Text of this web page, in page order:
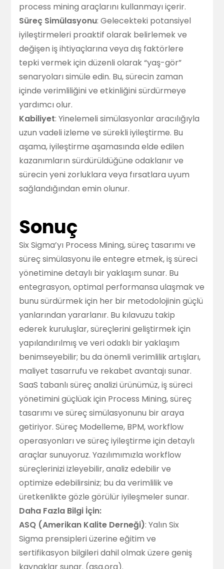
process mining araçlarını kullanmayı içerir.
Süreç Simülasyonu: Gelecekteki potansiyel
iyileştirmeleri proaktif olarak belirlemek ve
değişen iş ihtiyaçlarına veya dış faktörlere
tepki vermek için düzenli olarak “yaş-gör”
senaryoları simüle edin. Bu, sürecin zaman
içinde verimliliğini ve etkinliğini sürdürmeye
yardımcı olur.
Kabiliyet: Yinelemeli simülasyonlar aracılığıyla
uzun vadeli izleme ve sürekli iyileştirme. Bu
aşama, iyileştirme aşamasında elde edilen
kazanımların sürdürüldüğüne odaklanır ve
sürecin yeni zorluklara veya fırsatlara uyum
sağlandığından emin olunur.
Sonuç
Six Sigma’yı Process Mining, süreç tasarımı ve
süreç simülasyonu ile entegre etmek, iş süreci
yönetimine detaylı bir yaklaşım sunar. Bu
entegrasyon, optimal performansa ulaşmak ve
bunu sürdürmek için her bir metodolojinin güçlü
yanlarından yararlanır. Bu kılavuzu takip
ederek kuruluşlar, süreçlerini geliştirmek için
yapılandırılmış ve veri odaklı bir yaklaşım
benimseyebilir; bu da önemli verimlilik artışları,
maliyet tasarrufu ve rekabet avantajı sunar.
SaaS tabanlı süreç analizi ürünümüz, iş süreci
yönetimini güçlüak için Process Mining, süreç
tasarımı ve süreç simülasyonunu bir araya
getiriyor. Süreç Modelleme, BPM, workflow
operasyonları ve süreç iyileştirme için detaylı
araçlar sunuyoruz. Yazılımımızla workflow
süreçlerinizi izleyebilir, analiz edebilir ve
optimize edebilirsiniz; bu da verimlilik ve
üretkenlikte gözle görülür iyileşmeler sunar.
Daha Fazla Bilgi İçin:
ASQ (Amerikan Kalite Derneği): Yalın Six
Sigma prensipleri üzerine eğitim ve
sertifikasyon bilgileri dahil olmak üzere geniş